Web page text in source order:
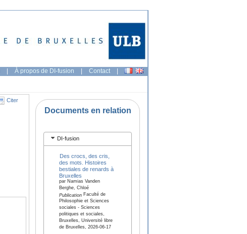
| À propos de DI-fusion | Contact |
Citer
Documents en relation
DI-fusion
Des crocs, des cris,
des mots. Histoires
bestiales de renards à
Bruxelles
par Namias Vanden
Berghe, Chloé
PublicationFaculté de
Philosophie et Sciences
sociales - Sciences
politiques et sociales,
Bruxelles, Université libre
de Bruxelles, 2026-06-17